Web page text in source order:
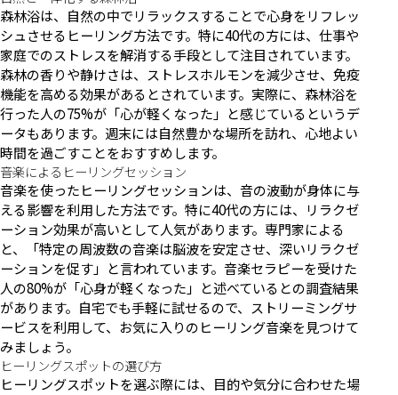
森林浴は、自然の中でリラックスすることで心身をリフレッ
シュさせるヒーリング方法です。特に40代の方には、仕事や
家庭でのストレスを解消する手段として注目されています。
森林の香りや静けさは、ストレスホルモンを減少させ、免疫
機能を高める効果があるとされています。実際に、森林浴を
行った人の75%が「心が軽くなった」と感じているというデ
ータもあります。週末には自然豊かな場所を訪れ、心地よい
時間を過ごすことをおすすめします。
音楽によるヒーリングセッション
音楽を使ったヒーリングセッションは、音の波動が身体に与
える影響を利用した方法です。特に40代の方には、リラクゼ
ーション効果が高いとして人気があります。専門家による
と、「特定の周波数の音楽は脳波を安定させ、深いリラクゼ
ーションを促す」と言われています。音楽セラピーを受けた
人の80%が「心身が軽くなった」と述べているとの調査結果
があります。自宅でも手軽に試せるので、ストリーミングサ
ービスを利用して、お気に入りのヒーリング音楽を見つけて
みましょう。
ヒーリングスポットの選び方
ヒーリングスポットを選ぶ際には、目的や気分に合わせた場